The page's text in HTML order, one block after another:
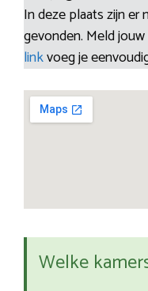
In deze plaats zijn er
gevonden. Meld
linkvoeg je
Welke